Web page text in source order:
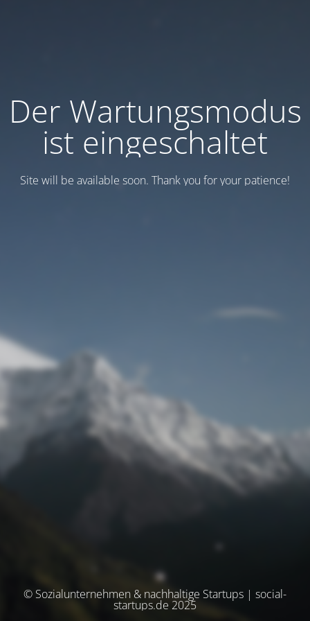
Der Wartungsmodus
ist eingeschaltet
Site will be available soon. Thank you for your patience!
© Sozialunternehmen & nachhaltige Startups | social-
startups.de 2025